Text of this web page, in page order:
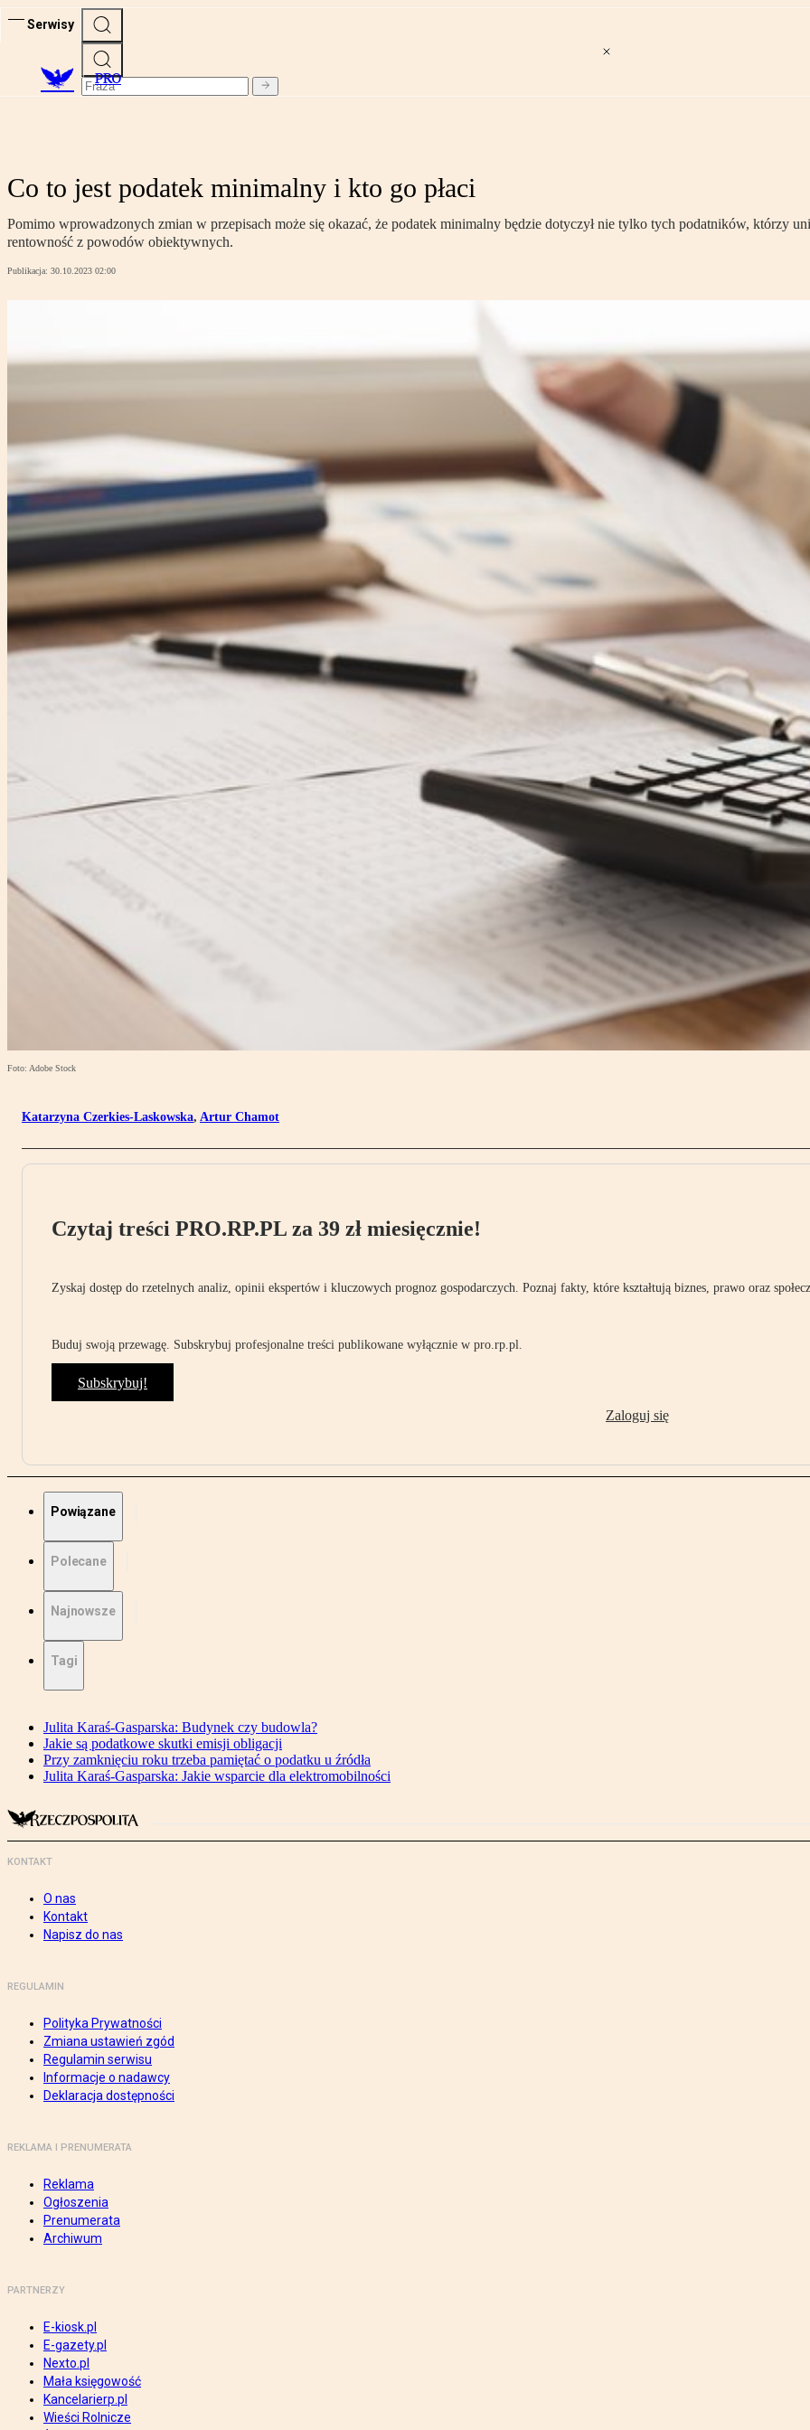
Serwisy
PRO
Co to jest podatek minimalny i kto go płaci
Pomimo wprowadzonych zmian w przepisach może się okazać, że podatek minimalny będzie dotyczył nie tylko tych podatników, którzy
rentowność z powodów obiektywnych.
Publikacja: 30.10.2023 02:00
Foto: Adobe Stock
Katarzyna Czerkies-Laskowska, Artur Chamot
Czytaj treści PRO.RP.PL za 39 zł miesięcznie!
Zyskaj dostęp do rzetelnych analiz, opinii ekspertów i kluczowych prognoz gospodarczych. Poznaj fakty, które kształtują biznes, prawo oraz
Buduj swoją przewagę. Subskrybuj profesjonalne treści publikowane wyłącznie w pro.rp.pl.
Subskrybuj!
Zaloguj się
Powiązane
Polecane
Najnowsze
Tagi
Julita Karaś-Gasparska: Budynek czy budowla?
Jakie są podatkowe skutki emisji obligacji
Przy zamknięciu roku trzeba pamiętać o podatku u źródła
Julita Karaś-Gasparska: Jakie wsparcie dla elektromobilności
KONTAKT
O nas
Kontakt
Napisz do nas
REGULAMIN
Polityka Prywatności
Zmiana ustawień zgód
Regulamin serwisu
Informacje o nadawcy
Deklaracja dostępności
REKLAMA I PRENUMERATA
Reklama
Ogłoszenia
Prenumerata
Archiwum
PARTNERZY
E-kiosk.pl
E-gazety.pl
Nexto.pl
Mała księgowość
Kancelarierp.pl
Wieści Rolnicze